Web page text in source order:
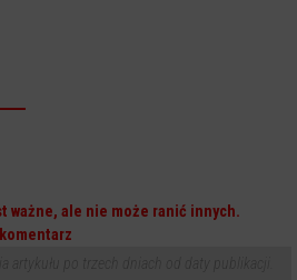
ważne, ale nie może ranić innych.